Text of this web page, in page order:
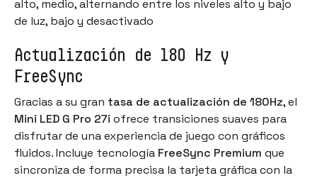
alto, medio, alternando entre los niveles alto y bajo
de luz, bajo y desactivado
Actualización de 180 Hz y
FreeSync
Gracias a su gran tasa de actualización de 180Hz, el
Mini LED G Pro 27i ofrece transiciones suaves para
disfrutar de una experiencia de juego con gráficos
fluidos. Incluye tecnología FreeSync Premium que
sincroniza de forma precisa la tarjeta gráfica con la